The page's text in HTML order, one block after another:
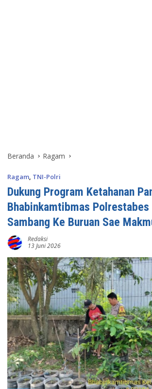
Beranda Ragam
Ragam, TNI-Polri
Dukung Program Ketahanan
Bhabinkamtibmas Polrestabes
Sambang Ke Buruan Sae
Redaksi
13 Juni 2026